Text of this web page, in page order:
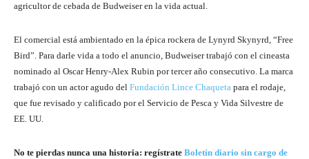
agricultor de cebada de Budweiser en la vida actual.
El comercial está ambientado en la épica rockera de Lynyrd Skynyrd, “Free
Bird”. Para darle vida a todo el anuncio, Budweiser trabajó con el cineasta
nominado al Oscar Henry-Alex Rubin por tercer año consecutivo. La marca
trabajó con un actor agudo del Fundación Lince Chaqueta para el rodaje,
que fue revisado y calificado por el Servicio de Pesca y Vida Silvestre de
EE. UU.
No te pierdas nunca una historia: regístrate Boletín diario sin cargo de